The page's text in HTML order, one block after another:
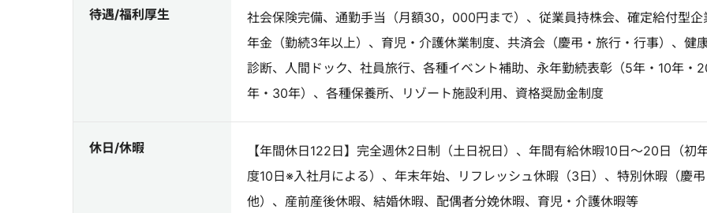
待遇/福利厚生
社会保険完備、通勤手当（月額30，000円まで）、従業員持株会、確定給付型企
年金（勤続3年以上）、育児・介護休業制度、共済会（慶弔・旅行・行事）、健
診断、人間ドック、社員旅行、各種イベント補助、永年勤続表彰（5年・10年・
年・30年）、各種保養所、リゾート施設利用、資格奨励金制度
休日/休暇
【年間休日122日】完全週休2日制（土日祝日）、年間有給休暇10日～20日（初
度10日※入社月による）、年末年始、リフレッシュ休暇（3日）、特別休暇（慶弔
他）、産前産後休暇、結婚休暇、配偶者分娩休暇、育児・介護休暇等